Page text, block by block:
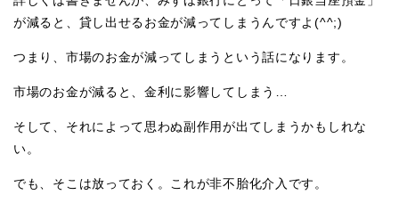
が減ると、貸し出せるお金が減ってしまうんですよ(^^;)
つまり、市場のお金が減ってしまうという話になります。
市場のお金が減ると、金利に影響してしまう…
そして、それによって思わぬ副作用が出てしまうかもしれな
い。
でも、そこは放っておく。これが非不胎化介入です。